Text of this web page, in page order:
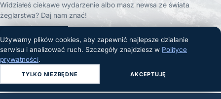
Widziałeś ciekawe wydarzenie albo masz newsa ze świata
żeglarstwa? Daj nam znać!
ZGŁOŚ TEMAT
© 2026 Żeglarski.info. Wszelkie prawa zastrzeżone.
Używamy plików cookies, aby zapewnić najlepsze działanie
serwisu i analizować ruch. Szczegóły znajdziesz w Polityce
prywatności.
TYLKO NIEZBĘDNE AKCEPTUJĘ